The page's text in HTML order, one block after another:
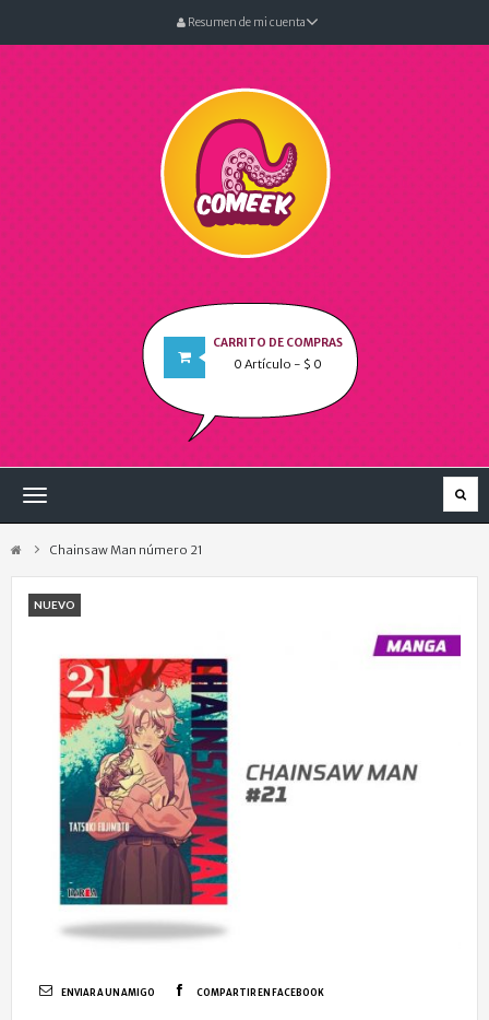
Resumen de mi cuenta
CARRITO DE COMPRAS
0 Artículo - $ 0
Navegación
Chainsaw Man número 21
NUEVO
ENVIAR A UN AMIGO COMPARTIR EN FACEBOOK